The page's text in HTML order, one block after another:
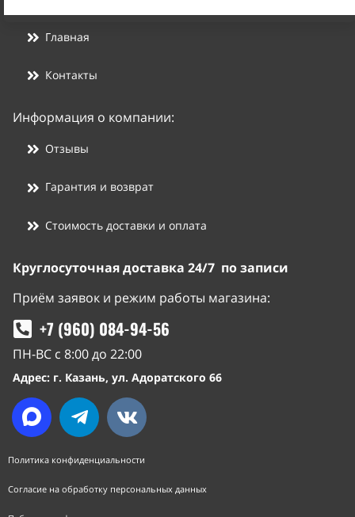
Главная
Контакты
Информация о компании:
Отзывы
Гарантия и возврат
Стоимость доставки и оплата
Круглосуточная доставка 24/7 по записи
Приём заявок и режим работы магазина:
+7 (960) 084-94-56
ПН-ВС с 8:00 до 22:00
Адрес: г. Казань, ул. Адоратского 66
Политика конфиденциальности
Согласие на обработку персональных данных